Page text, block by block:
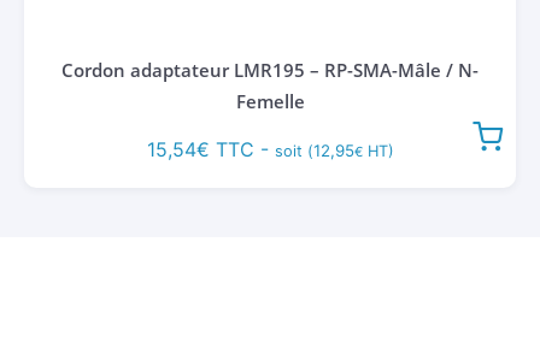
Cordon adaptateur LMR195 – RP-SMA-Mâle / N-
Femelle
15,54€ TTC - soit (12,95€HT)